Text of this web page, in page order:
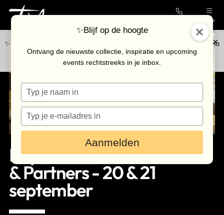
Menu
✨Blijf op de hoogte van de nieuwste collectie en upcoming events via
onze nieuwsbrief
Collectie
Galerie
Kunstenaars
Outlet
Bezoek de galerie
Inkoop
Verhuur
Eventlocatie
Inspiratieweekend Tinello
& Partners - 20 & 21
september
✨Blijf op de hoogte
Ontvang de nieuwste collectie, inspiratie en upcoming
events rechtstreeks in je inbox.
Typ
je
naam
Typ
je
e-
in
Aanmelden